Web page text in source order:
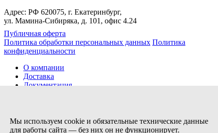
Адрес: РФ 620075, г. Екатеринбург,
ул. Мамина-Сибиряка, д. 101, офис 4.24
Публичная оферта
Политика обработки персональных данных Политика
конфиденциальности
О компании
Доставка
Документация
Контакты
Мы используем cookie и обязательные технические данные
для работы сайта — без них он не функционирует.